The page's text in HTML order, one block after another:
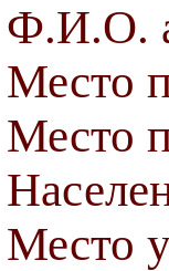
Ф.И.О.
Место
Место
Место